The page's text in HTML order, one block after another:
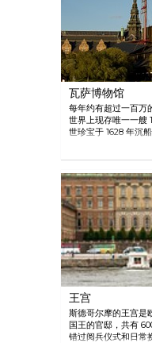
瓦萨博物馆
每年约有超过一百万
世界上现存唯一一艘
世珍宝于 1628 年沉
王宫
斯德哥尔摩的王宫是
国王的官邸，共有
错过阅兵仪式和日常